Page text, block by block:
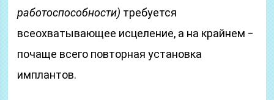
работоспособности) требуется
всеохватывающее исцеление, а на крайнем ‒
почаще всего повторная установка
имплантов.